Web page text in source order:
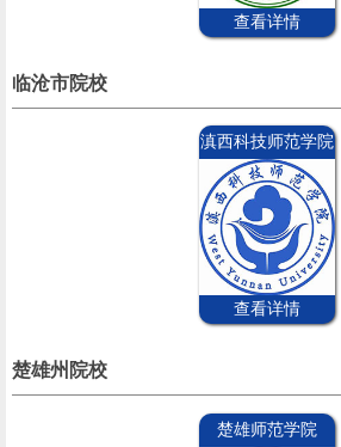
查看详情
临沧市院校
滇西科技师范学院
查看详情
楚雄州院校
楚雄师范学院